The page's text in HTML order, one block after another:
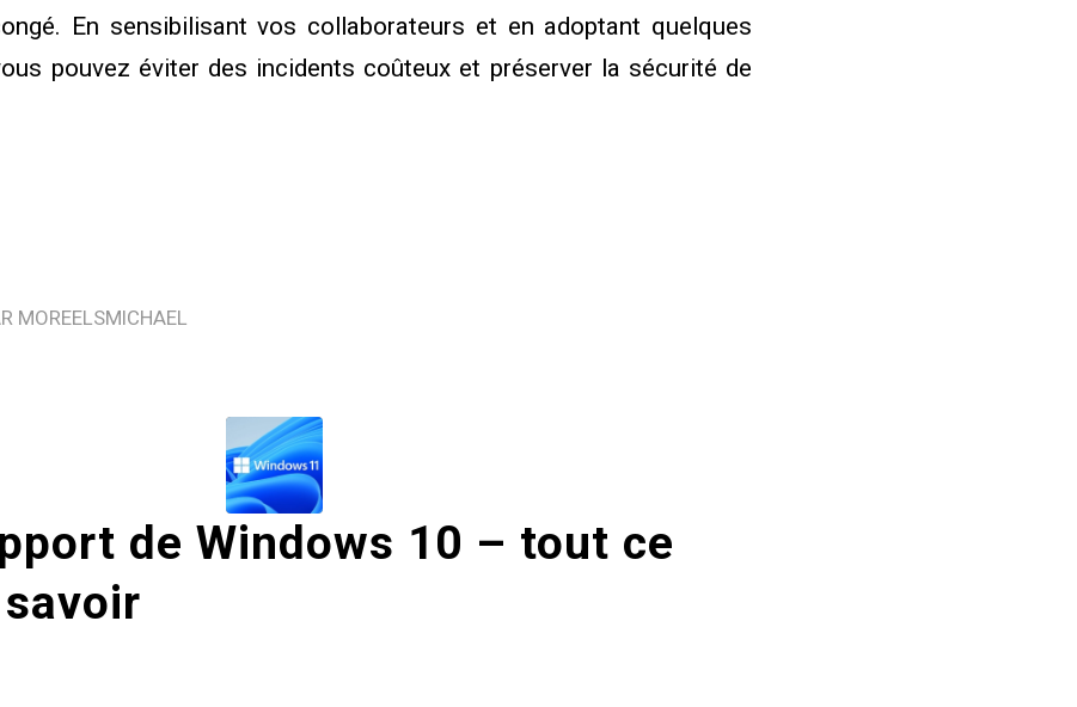
En sensibilisant vos collaborateurs et en adoptant quelques
pouvez éviter des incidents coûteux et préserver la sécurité de
MOREELSMICHAEL
de Windows 10 – tout ce